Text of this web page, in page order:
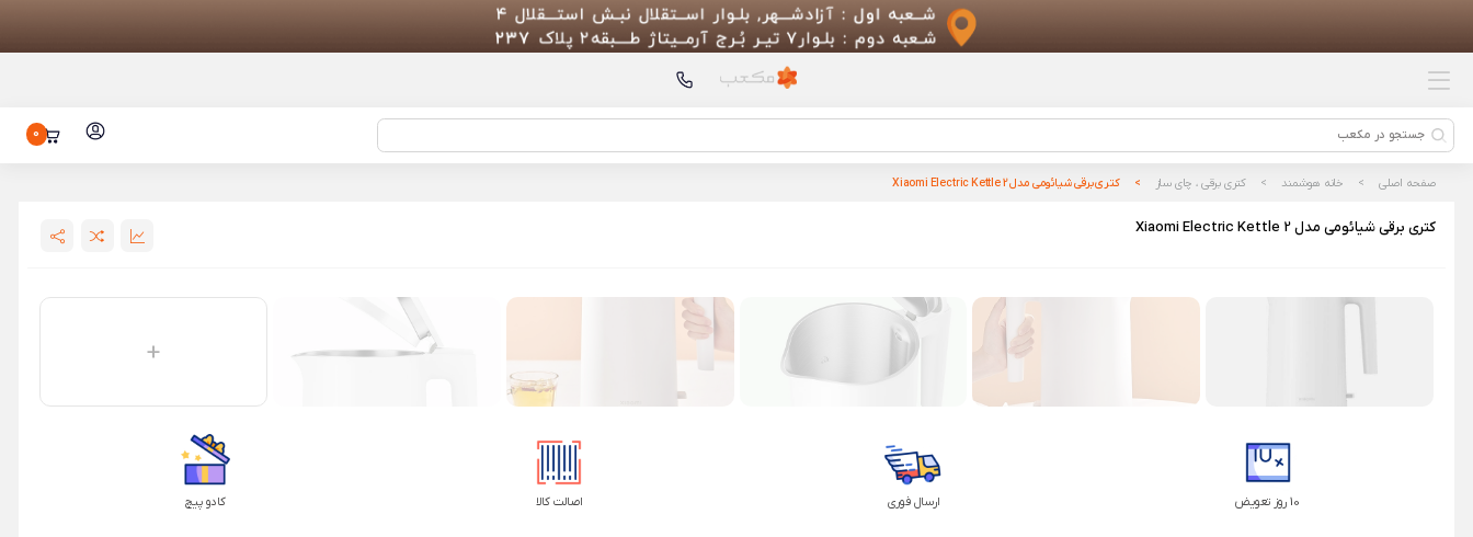
محصولات پیشنهادی
جارو رباتیک شیائومی مدل Xiaomi
Scooter 6 Ultra
سرخ کن بدون روغن شیائومی مدل Dual
Standing Fan 2
محصولات پیشنهادی
دوربین ثبت وقایع خودرو 70mai Dash
Electric Scooter 6 Ultra
0
صفحه اصلی خانه هوشمند کتری برقی ، چای ساز کتری برقی شیائومی مدل Xiaomi Electric Kettle 2
کتری برقی شیائومی مدل Xiaomi Electric Kettle 2
10 روز تعویض ارسال فوری اصالت کالا کادو پیچ